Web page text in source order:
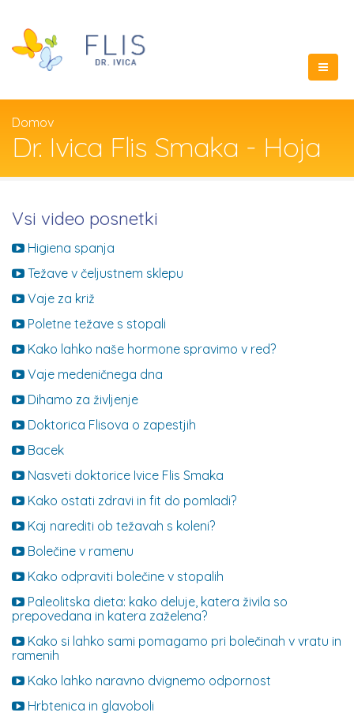
Domov
Dr. Ivica Flis Smaka - Hoja
Vsi video posnetki
Higiena spanja
Težave v čeljustnem sklepu
Vaje za križ
Poletne težave s stopali
Kako lahko naše hormone spravimo v red?
Vaje medeničnega dna
Dihamo za življenje
Doktorica Flisova o zapestjih
Bacek
Nasveti doktorice Ivice Flis Smaka
Kako ostati zdravi in fit do pomladi?
Kaj narediti ob težavah s koleni?
Bolečine v ramenu
Kako odpraviti bolečine v stopalih
Paleolitska dieta: kako deluje, katera živila so
prepovedana in katera zaželena?
Kako si lahko sami pomagamo pri bolečinah v vratu in
ramenih
Kako lahko naravno dvignemo odpornost
Hrbtenica in glavoboli